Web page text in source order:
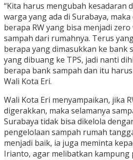
“Kita harus mengubah kesadaran
warga yang ada di Surabaya,
berapa RW yang bisa menjadi
sampah dari rumahnya. Terus
berapa yang dimasukkan ke bank
yang dibuang ke TPS, jadi nanti
berapa bank sampah dan itu
Wali Kota Eri.
Wali Kota Eri menyampaikan, jika
digerakkan, maka selamanya
Surabaya tidak bisa dikelola
pengelolaan sampah rumah
menjadi baik, ia juga meminta
Irianto, agar melibatkan kampung